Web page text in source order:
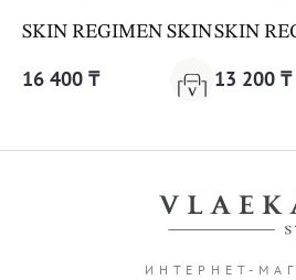
SKIN REGIMEN SKIN
16 400 ₸
SKIN
13 200 ₸
ИНТЕРНЕТ-